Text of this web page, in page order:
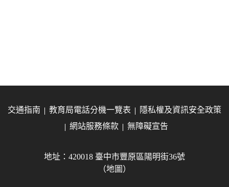
交通指南 教育局電話分機一覽表
隱私權及資訊安全政策
網站服務條款
無障礙宣告
地址：420018 臺中市豐原區陽明街36號
（地圖）